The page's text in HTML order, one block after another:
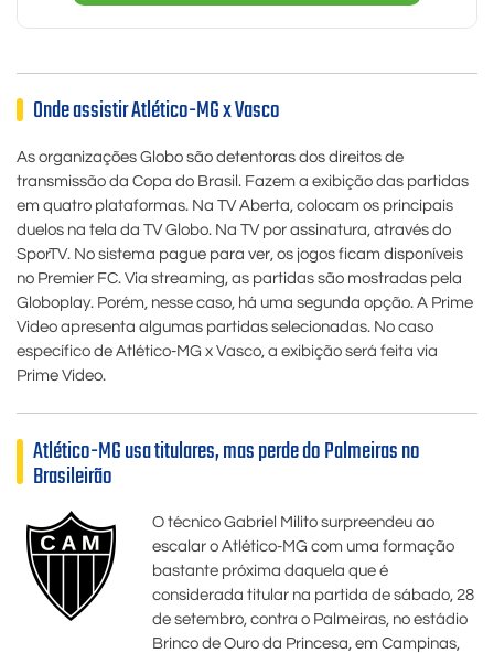
Onde assistir Atlético-MG x Vasco
As organizações Globo são detentoras dos direitos de
transmissão da Copa do Brasil. Fazem a exibição das partidas
em quatro plataformas. Na TV Aberta, colocam os principais
duelos na tela da TV Globo. Na TV por assinatura, através do
SporTV. No sistema pague para ver, os jogos ficam disponíveis
no Premier FC. Via streaming, as partidas são mostradas pela
Globoplay. Porém, nesse caso, há uma segunda opção. A Prime
Video apresenta algumas partidas selecionadas. No caso
específico de Atlético-MG x Vasco, a exibição será feita via
Prime Video.
Atlético-MG usa titulares, mas perde do Palmeiras no
Brasileirão
O técnico Gabriel Milito surpreendeu ao
escalar o Atlético-MG com uma formação
bastante próxima daquela que é
considerada titular na partida de sábado, 28
de setembro, contra o Palmeiras, no estádio
Brinco de Ouro da Princesa, em Campinas,